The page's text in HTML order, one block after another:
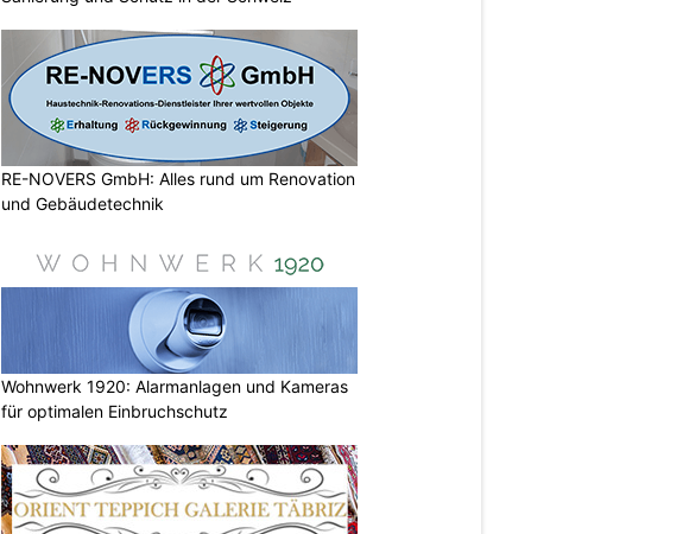
RE-NOVERS GmbH: Alles rund um Renovation
und Gebäudetechnik
Wohnwerk 1920: Alarmanlagen und Kameras
für optimalen Einbruchschutz